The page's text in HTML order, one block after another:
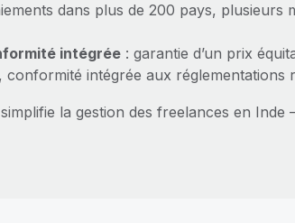
dans plus de 200 pays, plusieurs
intégrée: garantie d’un prix
intégrée aux réglementations
la gestion des freelances en Inde